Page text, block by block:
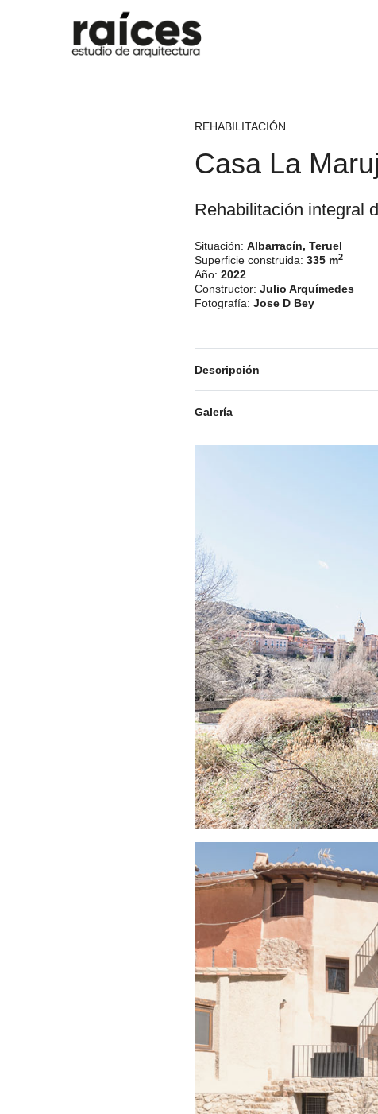
REHABILITACIÓN
Casa La
Rehabilitación integral
Situación: Albarracín, Teruel
Superficie construida: 335 m2
Año: 2022
Constructor: Julio Arquímedes
Fotografía: Jose D Bey
Descripción
Galería